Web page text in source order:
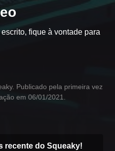
fique à vontade para
Publicado pela primeira vez
em 06/01/2021.
recente do Squeaky!